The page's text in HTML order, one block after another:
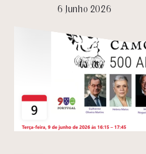
6 Junho 2026